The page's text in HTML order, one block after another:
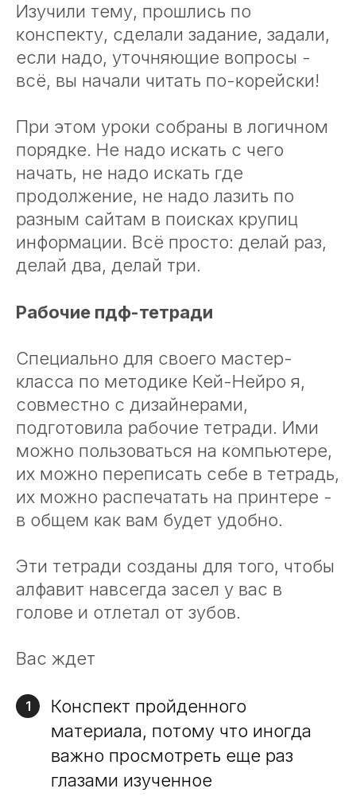
Изучили тему, прошлись по
конспекту, сделали задание, задали,
если надо, уточняющие вопросы -
всё, вы начали читать по-корейски!
При этом уроки собраны в логичном
порядке. Не надо искать с чего
начать, не надо искать где
продолжение, не надо лазить по
разным сайтам в поисках крупиц
информации. Всё просто: делай раз,
делай два, делай три.
Рабочие пдф-тетради
Специально для своего мастер-
класса по методике Кей-Нейро я,
совместно с дизайнерами,
подготовила рабочие тетради. Ими
можно пользоваться на компьютере,
их можно переписать себе в тетрадь,
их можно распечатать на принтере -
в общем как вам будет удобно.
Эти тетради созданы для того, чтобы
алфавит навсегда засел у вас в
голове и отлетал от зубов.
Вас ждет
1
Конспект пройденного
материала, потому что иногда
важно просмотреть еще раз
глазами изученное